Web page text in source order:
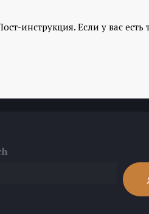
инструкция. Если у вас